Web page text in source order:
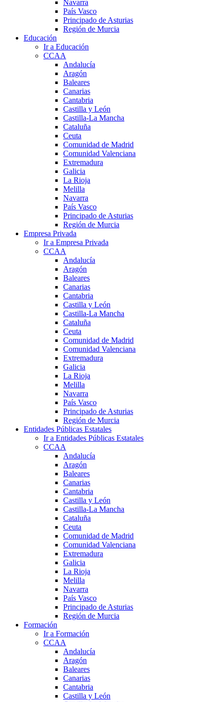
Navarra
País Vasco
Principado de Asturias
Región de Murcia
Educación
Ir a Educación
CCAA
Andalucía
Aragón
Baleares
Canarias
Cantabria
Castilla y León
Castilla-La Mancha
Cataluña
Ceuta
Comunidad de Madrid
Comunidad Valenciana
Extremadura
Galicia
La Rioja
Melilla
Navarra
País Vasco
Principado de Asturias
Región de Murcia
Empresa Privada
Ir a Empresa Privada
CCAA
Andalucía
Aragón
Baleares
Canarias
Cantabria
Castilla y León
Castilla-La Mancha
Cataluña
Ceuta
Comunidad de Madrid
Comunidad Valenciana
Extremadura
Galicia
La Rioja
Melilla
Navarra
País Vasco
Principado de Asturias
Región de Murcia
Entidades Públicas Estatales
Ir a Entidades Públicas Estatales
CCAA
Andalucía
Aragón
Baleares
Canarias
Cantabria
Castilla y León
Castilla-La Mancha
Cataluña
Ceuta
Comunidad de Madrid
Comunidad Valenciana
Extremadura
Galicia
La Rioja
Melilla
Navarra
País Vasco
Principado de Asturias
Región de Murcia
Formación
Ir a Formación
CCAA
Andalucía
Aragón
Baleares
Canarias
Cantabria
Castilla y León